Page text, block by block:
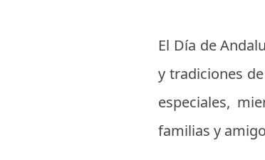
El Día de
y tradiciones
especiales,
familias y